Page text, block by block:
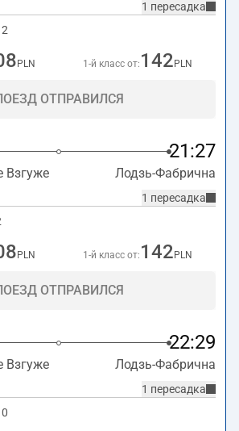
1 пересадка
PLN 1-й класс от: 142 PLN
ОТПРАВИЛСЯ
21:27
Взгуже Лодзь-Фабрична
1 пересадка
PLN 1-й класс от: 142 PLN
ОТПРАВИЛСЯ
22:29
Взгуже Лодзь-Фабрична
1 пересадка